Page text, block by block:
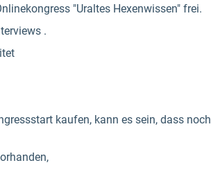
"Uraltes Hexenwissen" frei.
.
kaufen, kann es sein, dass